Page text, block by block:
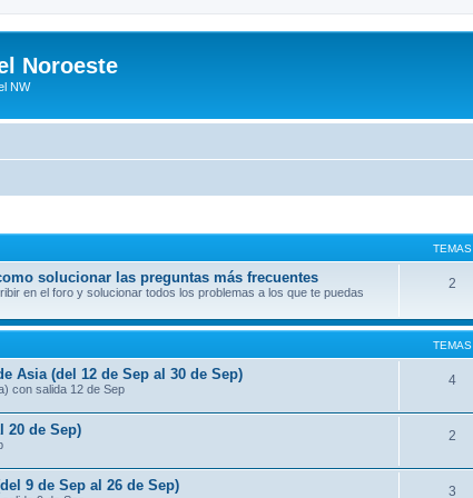
Noroeste
NW
TEMAS
solucionar las preguntas más frecuentes
en el foro y solucionar todos los problemas a los que te puedas
2
TEMAS
Asia (del 12 de Sep al 30 de Sep)
con salida 12 de Sep
4
20 de Sep) 2
9 de Sep al 26 de Sep) 3